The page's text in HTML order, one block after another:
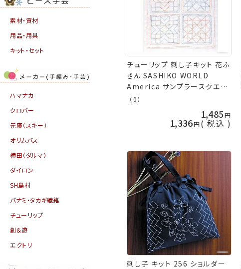
素材・資材
用品・用具
キット・セット
ハマナカ
クロバー
元廣（スキー）
オリムパス
横田（ダルマ）
ダイロン
SH島村
パナミ・タカギ繊維
チューリップ
創＆遊
エクトリ
チューリップ 刺し子キット 花ふ
きん SASHIKO WORLD
America サンプラースクエア
KSW-005 アメリカ ネコポス可
（0）
1,485
1,336 税込
刺し子 キット 256 ショルダー